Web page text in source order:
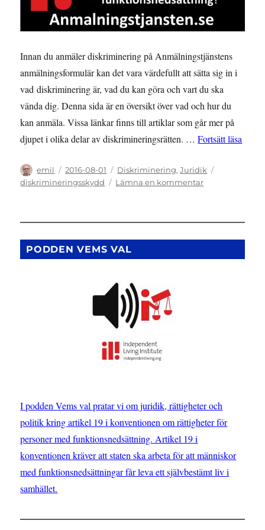
Innan du anmäler diskriminering på Anmälningstjänstens
anmälningsformulär kan det vara värdefullt att sätta sig in i
vad diskriminering är, vad du kan göra och vart du ska
vända dig. Denna sida är en översikt över vad och hur du
kan anmäla. Vissa länkar finns till artiklar som går mer på
djupet i olika delar av diskrimineringsrätten. …Fortsätt läsa
Författare
emil
Publicerat
den
2016-08-01 Kategorier
Diskriminering,Juridik
diskrimineringsskydd
Lämna en kommentartill
PODDEN VEMS VAL
I podden Vems val pratar vi om juridik, rättigheter och
politik kring artikel 19 i konventionen om rättigheter för
personer med funktionsnedsättning. Artikel 19 i
konventionen kräver att staten ska arbeta för att människor
med funktionsnedsättningar får leva ett självbestämt liv i
samhället.